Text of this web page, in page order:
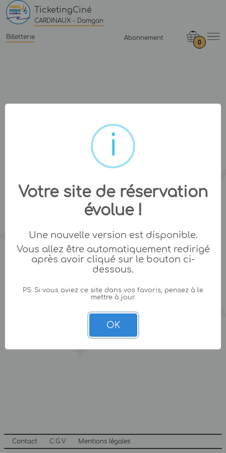
TicketingCiné
CARDINAUX - Damgan
Billetterie Abonnement
0
Contact C.G.V Mentions légales
Votre site de réservation
évolue !
Une nouvelle version est disponible.
Vous allez être automatiquement redirigé
après avoir cliqué sur le bouton ci-
dessous.
PS: Si vous aviez ce site dans vos favoris, pensez à le
mettre à jour.
OK